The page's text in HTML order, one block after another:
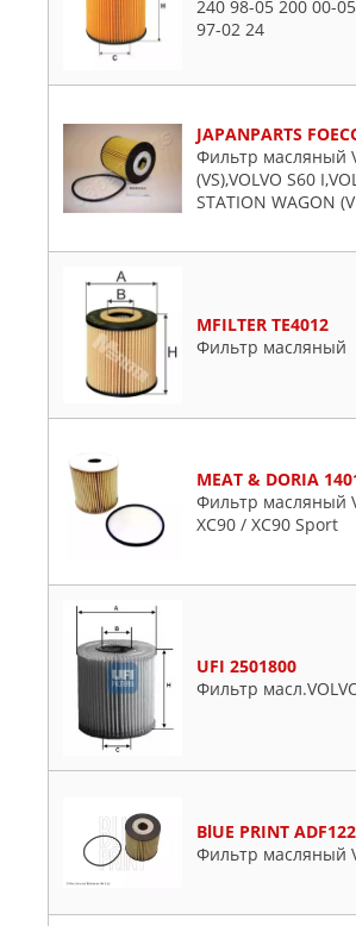
240 98-05 200 00-
97-02 24
JAPANPARTS
Фильтр масляный
(VS),VOLVO S60
STATION WAGON (V
MFILTER TE4012
Фильтр масляный
MEAT & DORIA
Фильтр масляный
XC90 / XC90 Sport
UFI 2501800
Фильтр
BlUE PRINT
Фильтр масляный